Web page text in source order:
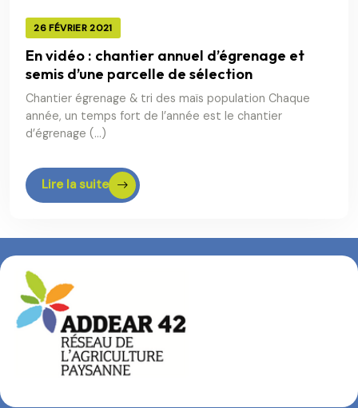
26 FÉVRIER 2021
En vidéo : chantier annuel d’égrenage et
semis d’une parcelle de sélection
Chantier égrenage & tri des maïs population Chaque
année, un temps fort de l’année est le chantier
d’égrenage (…)
Lire la suite